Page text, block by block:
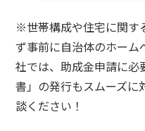
※世帯構成や住宅に関す
ず事前に自治体のホーム
社では、助成金申請に
書」の発行もスムーズに
談ください！